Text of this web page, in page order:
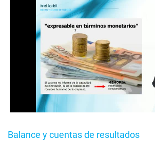
Balance y cuentas de resultados